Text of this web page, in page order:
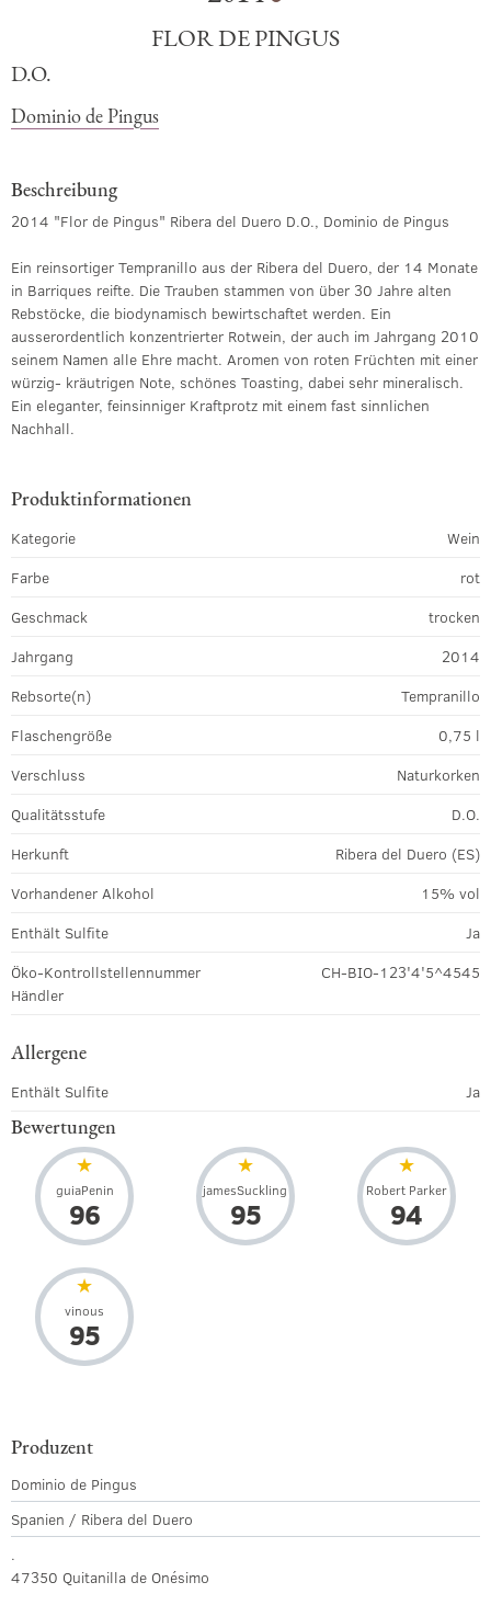
FLOR DE PINGUS
D.O.
Dominio de Pingus
Beschreibung
2014 "Flor de Pingus" Ribera del Duero D.O., Dominio de Pingus
Ein reinsortiger Tempranillo aus der Ribera del Duero, der 14 Monate
in Barriques reifte. Die Trauben stammen von über 30 Jahre alten
Rebstöcke, die biodynamisch bewirtschaftet werden. Ein
ausserordentlich konzentrierter Rotwein, der auch im Jahrgang 2010
seinem Namen alle Ehre macht. Aromen von roten Früchten mit einer
würzig- kräutrigen Note, schönes Toasting, dabei sehr mineralisch.
Ein eleganter, feinsinniger Kraftprotz mit einem fast sinnlichen
Nachhall.
Produktinformationen
Kategorie
Wein
Farbe
rot
Geschmack
trocken
Jahrgang
2014
Rebsorte(n)
Tempranillo
Flaschengröße
0,75 l
Verschluss
Naturkorken
Qualitätsstufe
D.O.
Herkunft
Ribera del Duero (ES)
Vorhandener Alkohol
15% vol
Enthält Sulfite
Ja
Öko-Kontrollstellennummer
Händler
CH-BIO-123'4'5^4545
Allergene
Enthält Sulfite Ja
Bewertungen
guiaPenin
96
jamesSuckling
95
Robert Parker
94
vinous
95
Produzent
Dominio de Pingus
Spanien / Ribera del Duero
.
47350 Quitanilla de Onésimo